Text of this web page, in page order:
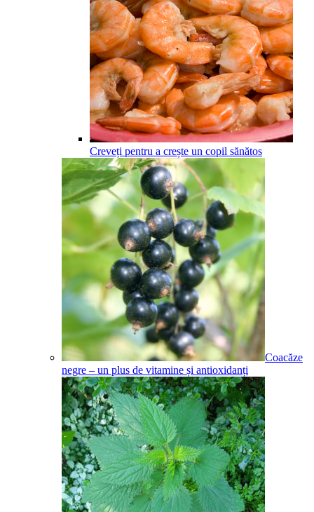
Creveți pentru a crește un copil sănătos
Coacăze
negre – un plus de vitamine și antioxidanți